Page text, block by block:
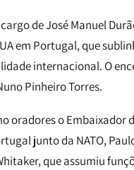
de José Manuel
em Portugal, que
internacional. O
Pinheiro Torres.
oradores o Embaixador
junto da NATO,
que assumiu